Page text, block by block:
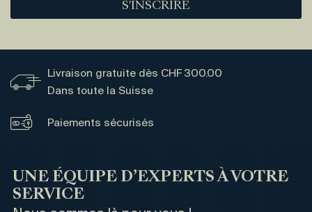
S'INSCRIRE
Livraison gratuite dès CHF 300.00
Dans toute la Suisse
Paiements sécurisés
UNE ÉQUIPE D’EXPERTS À VOTRE
SERVICE